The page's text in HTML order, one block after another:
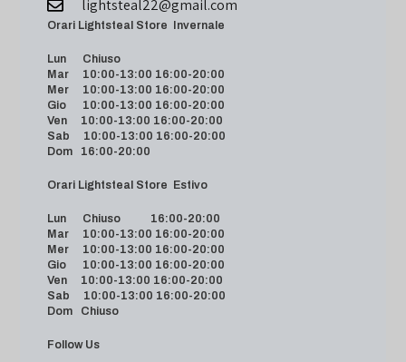
lightsteal22@gmail.com
Orari Lightsteal Store Invernale
Lun Chiuso
Mar 10:00-13:00 16:00-20:00
Mer 10:00-13:00 16:00-20:00
Gio 10:00-13:00 16:00-20:00
Ven 10:00-13:00 16:00-20:00
Sab 10:00-13:00 16:00-20:00
Dom 16:00-20:00
Orari Lightsteal Store Estivo
Lun Chiuso 16:00-20:00
Mar 10:00-13:00 16:00-20:00
Mer 10:00-13:00 16:00-20:00
Gio 10:00-13:00 16:00-20:00
Ven 10:00-13:00 16:00-20:00
Sab 10:00-13:00 16:00-20:00
Dom Chiuso
Follow Us